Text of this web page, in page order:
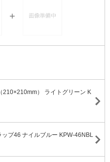
） ライトグリーン K
プ46 ナイルブルー KPW-46NBL